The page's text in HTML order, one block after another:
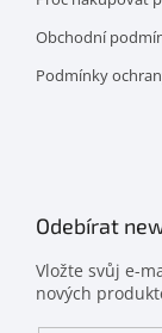
Obchodní
Podmínky
Odebírat
Vložte svůj e-
nových